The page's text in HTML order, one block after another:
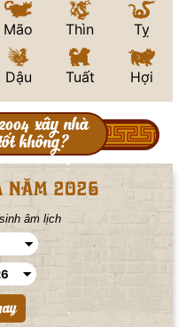
Mão Thìn Tỵ
Dậu Tuất Hợi
xây nhà
không?
2026
âm lịch